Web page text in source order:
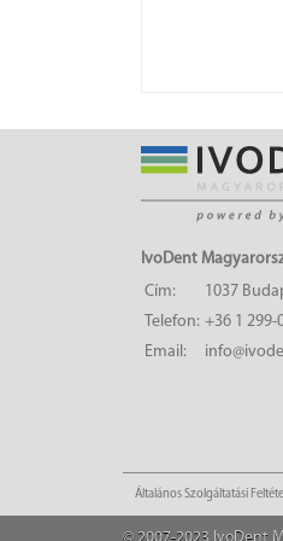
IvoDent
Cím:
1037
Telefon: +36 1 299-
Email:
Általános Szolgáltatási